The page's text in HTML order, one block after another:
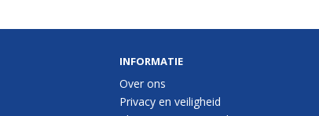
INFORMATIE
Over ons
Privacy en veiligheid